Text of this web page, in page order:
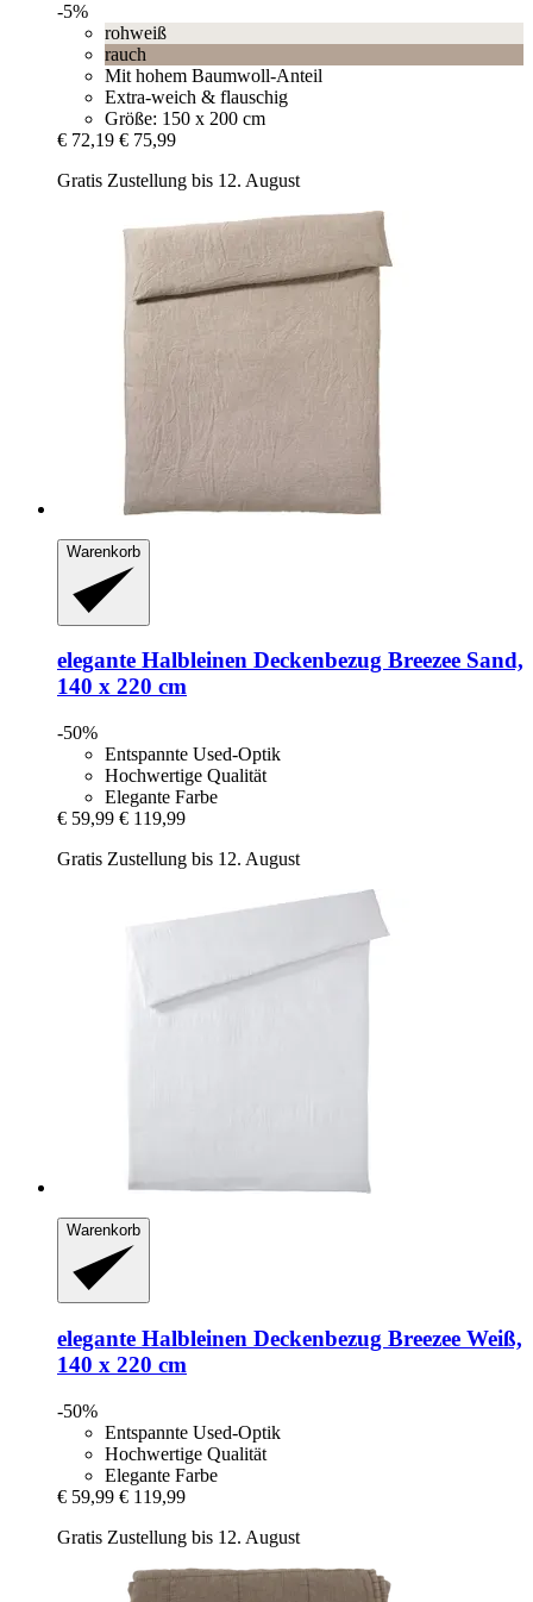
-5%
rohweiß
rauch
Mit hohem Baumwoll-Anteil
Extra-weich & flauschig
Größe: 150 x 200 cm
€ 72,19 € 75,99
Gratis Zustellung bis 12. August
Warenkorb
elegante Halbleinen Deckenbezug Breezee Sand,
140 x 220 cm
-50%
Entspannte Used-Optik
Hochwertige Qualität
Elegante Farbe
€ 59,99 € 119,99
Gratis Zustellung bis 12. August
Warenkorb
elegante Halbleinen Deckenbezug Breezee Weiß,
140 x 220 cm
-50%
Entspannte Used-Optik
Hochwertige Qualität
Elegante Farbe
€ 59,99 € 119,99
Gratis Zustellung bis 12. August